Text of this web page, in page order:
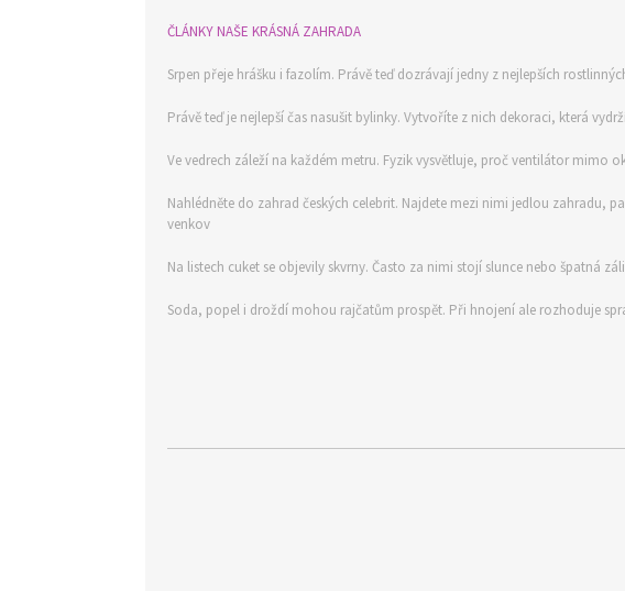
ČLÁNKY NAŠE KRÁSNÁ ZAHRADA
Srpen přeje hrášku i fazolím. Právě teď dozrávají jedny z nejlepších
Právě teď je nejlepší čas nasušit bylinky. Vytvoříte z nich dekoraci, která
Ve vedrech záleží na každém metru. Fyzik vysvětluje, proč ventilátor mimo
Nahlédněte do zahrad českých celebrit. Najdete mezi nimi jedlou zahradu,
venkov
Na listech cuket se objevily skvrny. Často za nimi stojí slunce nebo špatná
Soda, popel i droždí mohou rajčatům prospět. Při hnojení ale rozhoduje